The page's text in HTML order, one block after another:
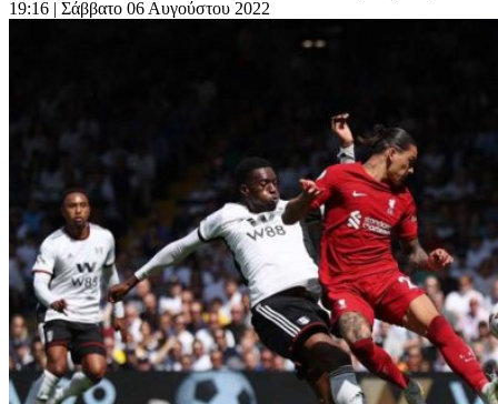
19:16 | Σάββατο 06 Αυγούστου 2022